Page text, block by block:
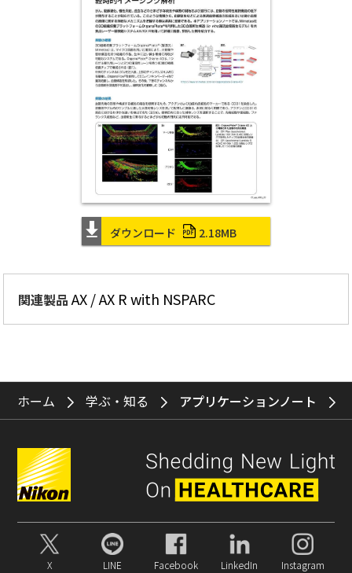
ダウンロード 2.18MB
関連製品 AX / AX R with NSPARC
ホーム 学ぶ・知る アプリケーションノート
X LINE Facebook LinkedIn Instagram